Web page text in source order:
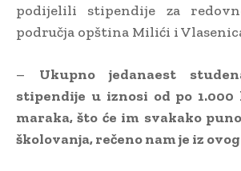
podijelili stipendije za
područja opština Milići i
– Ukupno jedanaest
stipendije u iznosi od po
maraka, što će im svakako
školovanja, rečeno nam je iz